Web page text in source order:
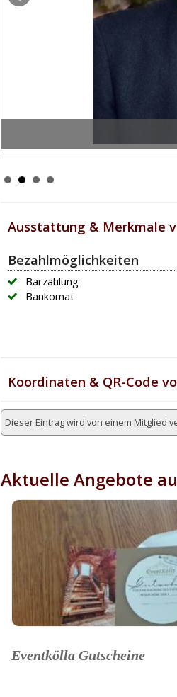
Ausstattung & Merkmale
Bezahlmöglichkeiten
Barzahlung
Bankomat
Koordinaten & QR-Code
Dieser Eintrag wird von einem Mitglied
Aktuelle Angebote
Eventkölla Gutscheine